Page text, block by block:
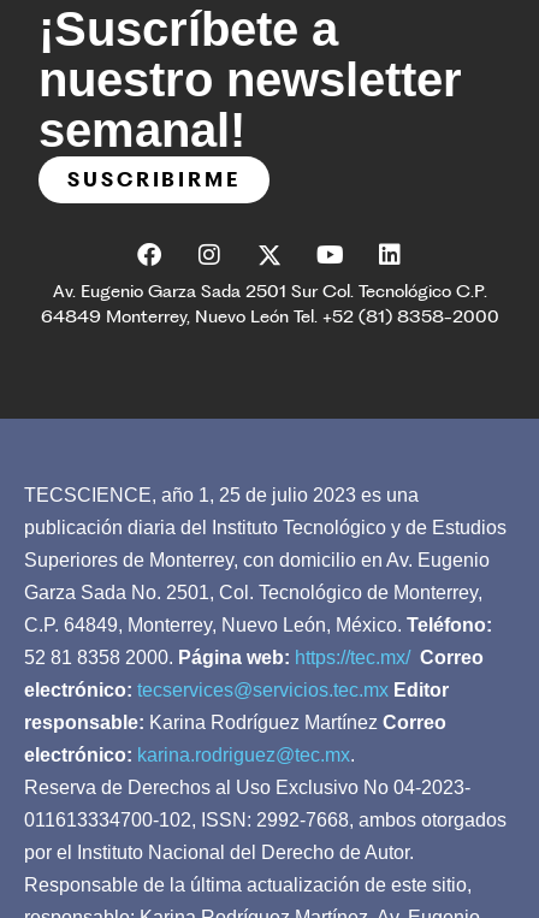
¡Suscríbete a
nuestro newsletter
semanal!
SUSCRIBIRME
Av. Eugenio Garza Sada 2501 Sur Col. Tecnológico C.P.
64849 Monterrey, Nuevo León Tel. +52 (81) 8358-2000
TECSCIENCE, año 1, 25 de julio 2023 es una
publicación diaria del Instituto Tecnológico y de Estudios
Superiores de Monterrey, con domicilio en Av. Eugenio
Garza Sada No. 2501, Col. Tecnológico de Monterrey,
C.P. 64849, Monterrey, Nuevo León, México. Teléfono:
52 81 8358 2000. Página web: https://tec.mx/ Correo
electrónico: tecservices@servicios.tec.mx Editor
responsable: Karina Rodríguez Martínez Correo
electrónico: karina.rodriguez@tec.mx.
Reserva de Derechos al Uso Exclusivo No 04-2023-
011613334700-102, ISSN: 2992-7668, ambos otorgados
por el Instituto Nacional del Derecho de Autor.
Responsable de la última actualización de este sitio,